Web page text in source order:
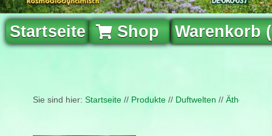
Startseite Shop Warenkorb
Sie sind hier: Startseite // Produkte // Duftwelten // Ätherische